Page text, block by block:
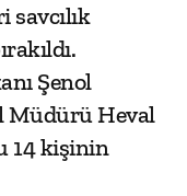
savcılık
Şenol
Müdürü Heval
14 kişinin